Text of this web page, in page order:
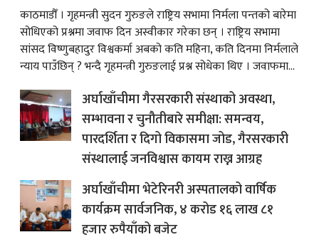
काठमाडौँ । गृहमन्त्री सुदन गुरुङले राष्ट्रिय सभामा निर्मला पन्तको बारेमा
सोधिएको प्रश्नमा जवाफ दिन अस्वीकार गरेका छन् । राष्ट्रिय सभामा
सांसद विष्णुबहादुर विश्वकर्मा अबको कति महिना, कति दिनमा निर्मलाले
न्याय पाउँछिन् ? भन्दै गृहमन्त्री गुरुङलाई प्रश्न सोधेका थिए । जवाफमा...
अर्घाखाँचीमा गैरसरकारी संस्थाको अवस्था,
सम्भावना र चुनौतीबारे समीक्षा: समन्वय,
पारदर्शिता र दिगो विकासमा जोड, गैरसरकारी
संस्थालाई जनविश्वास कायम राख्न आग्रह
अर्घाखाँचीमा भेटेरिनरी अस्पतालको वार्षिक
कार्यक्रम सार्वजनिक, ४ करोड १६ लाख ८१
हजार रुपैयाँको बजेट